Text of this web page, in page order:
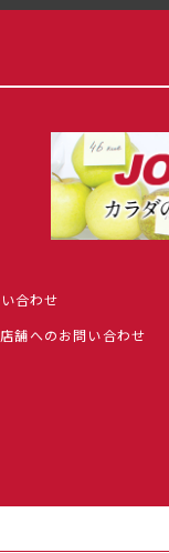
合わせ
店舗へのお問い合わせ